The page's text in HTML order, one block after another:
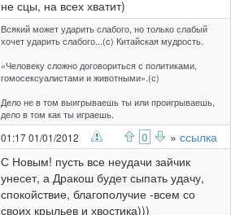
не сцы, на всех хватит)
Всякий может ударить слабого, но только слабый
хочет ударить слабого...(с) Китайская мудрость.
«Человеку сложно договориться с политиками,
гомосексуалистами и животными».(с)
Дело не в том выигрываешь ты или проигрываешь,
дело в том как ты играешь.
01:17 01/01/2012 0 » ссылка
С Новым! пусть все неудачи зайчик
унесет, а Дракош будет сыпать удачу,
спокойствие, благополучие -всем со
своих крыльев и хвостика)))